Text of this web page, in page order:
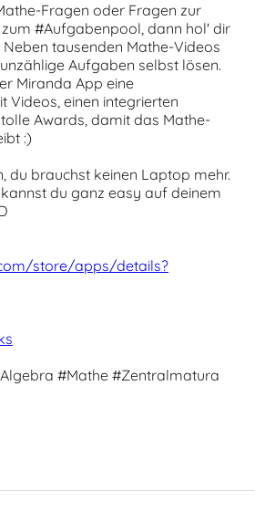
Fragen oder Fragen zur
#Aufgabenpool, dann hol' dir
tausenden Mathe-Videos
Aufgaben selbst lösen.
Miranda App eine
Videos, einen integrierten
Awards, damit das Mathe-
:)
du brauchst keinen Laptop mehr.
du ganz easy auf deinem
store/apps/details?
#Mathe #Zentralmatura